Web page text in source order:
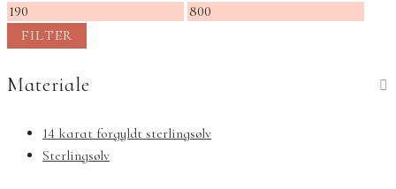
Mindste
pris
Højeste
FILTER
Materiale
14 karat forgyldt sterlingsølv
Sterlingsølv